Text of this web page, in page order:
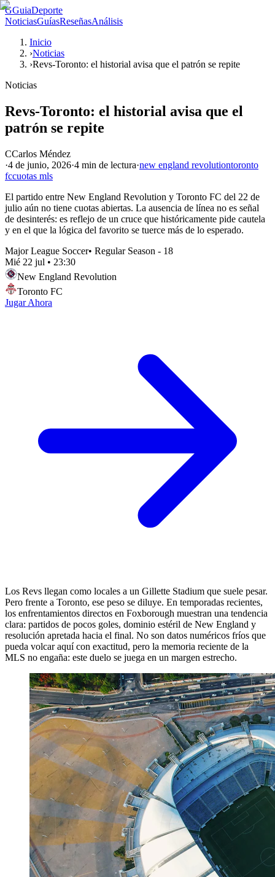
GGuiaDeporte
NoticiasGuíasReseñasAnálisis
Inicio
›Noticias
›Revs-Toronto: el historial avisa que el patrón se repite
Noticias
Revs-Toronto: el historial avisa que el
patrón se repite
CCarlos Méndez
·4 de junio, 2026·4 min de lectura·new england revolutiontoronto
fccuotas mls
El partido entre New England Revolution y Toronto FC del 22 de
julio aún no tiene cuotas abiertas. La ausencia de línea no es señal
de desinterés: es reflejo de un cruce que históricamente pide cautela
y en el que la lógica del favorito se tuerce más de lo esperado.
Major League Soccer• Regular Season - 18
Mié 22 jul • 23:30
New England Revolution
Toronto FC
Jugar Ahora
Los Revs llegan como locales a un Gillette Stadium que suele pesar.
Pero frente a Toronto, ese peso se diluye. En temporadas recientes,
los enfrentamientos directos en Foxborough muestran una tendencia
clara: partidos de pocos goles, dominio estéril de New England y
resolución apretada hacia el final. No son datos numéricos fríos que
pueda volcar aquí con exactitud, pero la memoria reciente de la
MLS no engaña: este duelo se juega en un margen estrecho.